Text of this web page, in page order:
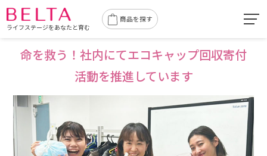
ライフステージをあなたと育む
商品を探す
命を救う！社内にてエコキャップ回収寄付
活動を推進しています